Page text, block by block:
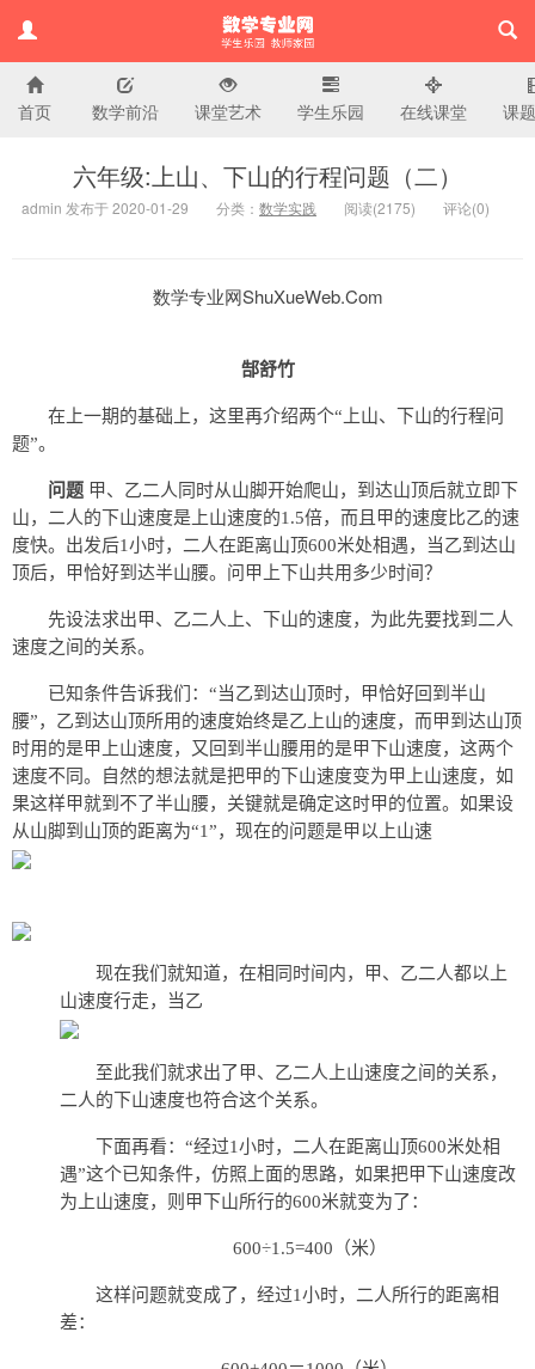
小学数学专业网
首页 数学前沿 课堂艺术 学生乐园 在线课堂 课
六年级:上山、下山的行程问题（二）
admin 发布于 2020-01-29 分类： 数学实践 阅读(2175) 评论(0)
数学专业网ShuXueWeb.Com
郜舒竹
在上一期的基础上，这里再介绍两个“上山、下山的行程问
题”。
问题 甲、乙二人同时从山脚开始爬山，到达山顶后就立即下
山，二人的下山速度是上山速度的1.5倍，而且甲的速度比乙的速
度快。出发后1小时，二人在距离山顶600米处相遇，当乙到达山
顶后，甲恰好到达半山腰。问甲上下山共用多少时间？
先设法求出甲、乙二人上、下山的速度，为此先要找到二人
速度之间的关系。
已知条件告诉我们：“当乙到达山顶时，甲恰好回到半山
腰”，乙到达山顶所用的速度始终是乙上山的速度，而甲到达山顶
时用的是甲上山速度，又回到半山腰用的是甲下山速度，这两个
速度不同。自然的想法就是把甲的下山速度变为甲上山速度，如
果这样甲就到不了半山腰，关键就是确定这时甲的位置。如果设
从山脚到山顶的距离为“1”，现在的问题是甲以上山速
现在我们就知道，在相同时间内，甲、乙二人都以上
山速度行走，当乙
至此我们就求出了甲、乙二人上山速度之间的关系，
二人的下山速度也符合这个关系。
下面再看：“经过1小时，二人在距离山顶600米处相
遇”这个已知条件，仿照上面的思路，如果把甲下山速度改
为上山速度，则甲下山所行的600米就变为了：
600÷1.5=400（米）
这样问题就变成了，经过1小时，二人所行的距离相
差：